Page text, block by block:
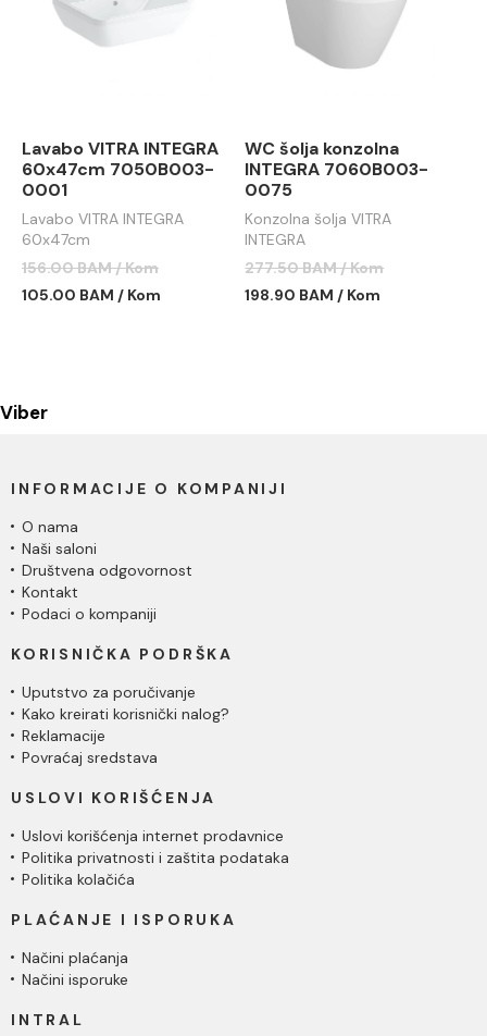
Lavabo VITRA INTEGRA
60x47cm 7050B003-
0001
Lavabo VITRA INTEGRA
60x47cm
156.00 BAM / Kom
105.00 BAM / Kom
WC šolja konzolna
INTEGRA 7060B003-
0075
Konzolna šolja VITRA
INTEGRA
277.50 BAM / Kom
198.90 BAM / Kom
Viber
INFORMACIJE O KOMPANIJI
O nama
Naši saloni
Društvena odgovornost
Kontakt
Podaci o kompaniji
KORISNIČKA PODRŠKA
Uputstvo za poručivanje
Kako kreirati korisnički nalog?
Reklamacije
Povraćaj sredstava
USLOVI KORIŠĆENJA
Uslovi korišćenja internet prodavnice
Politika privatnosti i zaštita podataka
Politika kolačića
PLAĆANJE I ISPORUKA
Načini plaćanja
Načini isporuke
INTRAL